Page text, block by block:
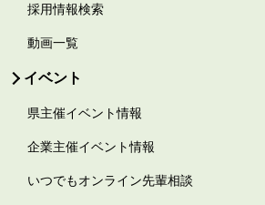
採用情報検索
動画一覧
イベント
県主催イベント情報
企業主催イベント情報
いつでもオンライン先輩相談